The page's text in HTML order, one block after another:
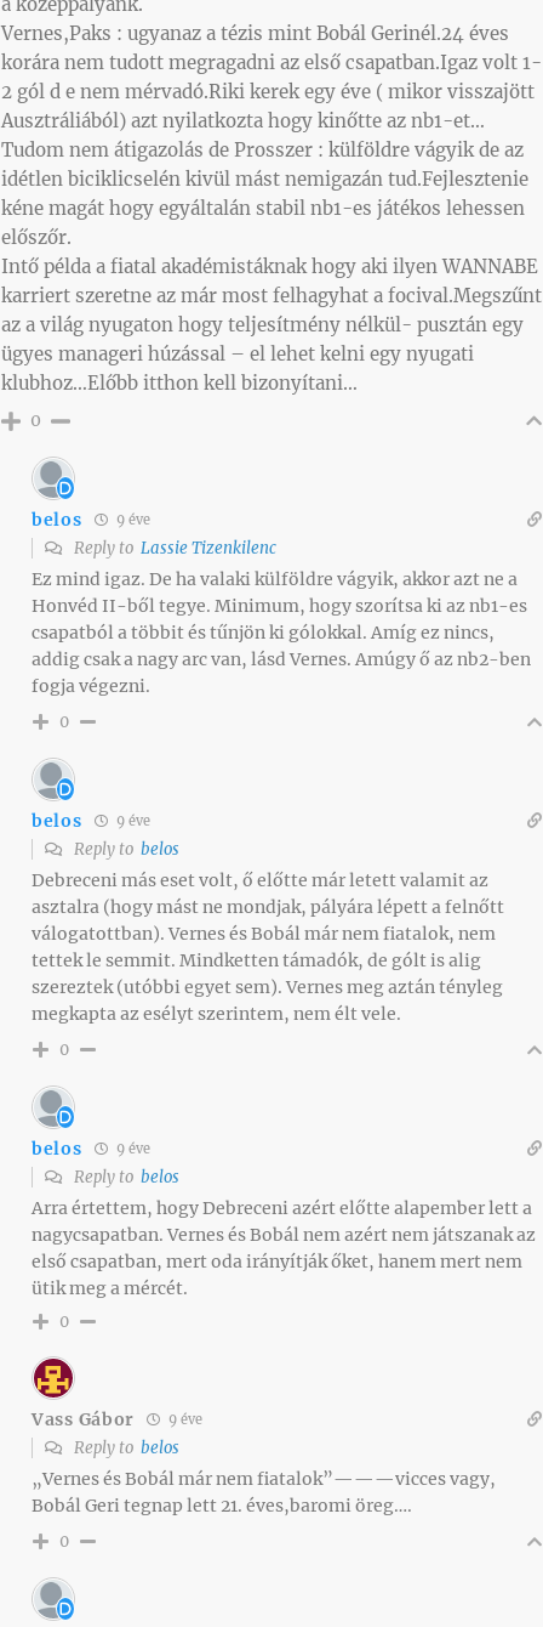
Vernes,Paks : ugyanaz a tézis mint Bobál Gerinél.24 éves
korára nem tudott megragadni az első csapatban.Igaz volt 1-
2 gól d e nem mérvadó.Riki kerek egy éve ( mikor visszajött
Ausztráliából) azt nyilatkozta hogy kinőtte az nb1-et…
Tudom nem átigazolás de Prosszer : külföldre vágyik de az
idétlen biciklicselén kivül mást nemigazán tud.Fejlesztenie
kéne magát hogy egyáltalán stabil nb1-es játékos lehessen
előszőr.
Intő példa a fiatal akadémistáknak hogy aki ilyen WANNABE
karriert szeretne az már most felhagyhat a focival.Megszűnt
az a világ nyugaton hogy teljesítmény nélkül- pusztán egy
ügyes manageri húzással – el lehet kelni egy nyugati
klubhoz…Előbb itthon kell bizonyítani…
0
belos 9 éve
Reply to Lassie Tizenkilenc
Ez mind igaz. De ha valaki külföldre vágyik, akkor azt ne a
Honvéd II-ből tegye. Minimum, hogy szorítsa ki az nb1-es
csapatból a többit és tűnjön ki gólokkal. Amíg ez nincs,
addig csak a nagy arc van, lásd Vernes. Amúgy ő az nb2-ben
fogja végezni.
0
belos 9 éve
Reply to belos
Debreceni más eset volt, ő előtte már letett valamit az
asztalra (hogy mást ne mondjak, pályára lépett a felnőtt
válogatottban). Vernes és Bobál már nem fiatalok, nem
tettek le semmit. Mindketten támadók, de gólt is alig
szereztek (utóbbi egyet sem). Vernes meg aztán tényleg
megkapta az esélyt szerintem, nem élt vele.
0
belos 9 éve
Reply to belos
Arra értettem, hogy Debreceni azért előtte alapember lett a
nagycsapatban. Vernes és Bobál nem azért nem játszanak az
első csapatban, mert oda irányítják őket, hanem mert nem
ütik meg a mércét.
0
Vass Gábor 9 éve
Reply to belos
„Vernes és Bobál már nem fiatalok”———vicces vagy,
Bobál Geri tegnap lett 21. éves,baromi öreg….
0